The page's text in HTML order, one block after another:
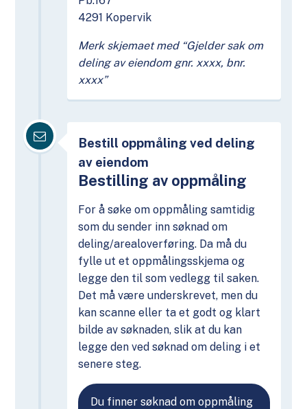
4291 Kopervik
Merk skjemaet med “Gjelder sak om
deling av eiendom gnr. xxxx, bnr.
xxxx”
Bestill oppmåling ved deling
av eiendom
Bestilling av oppmåling
For å søke om oppmåling samtidig
som du sender inn søknad om
deling/arealoverføring. Da må du
fylle ut et oppmålingsskjema og
legge den til som vedlegg til saken.
Det må være underskrevet, men du
kan scanne eller ta et godt og klart
bilde av søknaden, slik at du kan
legge den ved søknad om deling i et
senere steg.
Du finner søknad om oppmåling